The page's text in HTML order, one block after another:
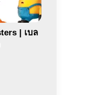
| เบล